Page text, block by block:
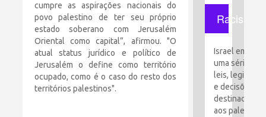
cumpre as aspirações nacionais do
povo palestino de ter seu próprio
estado soberano com Jerusalém
Oriental como capital”, afirmou. "O
atual status jurídico e político de
Jerusalém o define como território
ocupado, como é o caso do resto dos
territórios palestinos".
Racismo
Israel emitiu
uma série de
leis,
e decisões
destinadas
aos